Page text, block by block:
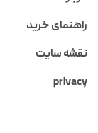
راهنمای خرید
نقشه سایت
privacy